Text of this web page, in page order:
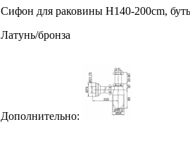
Сифон для раковины H140-200cm,
Латунь/бронза
Дополнительно: